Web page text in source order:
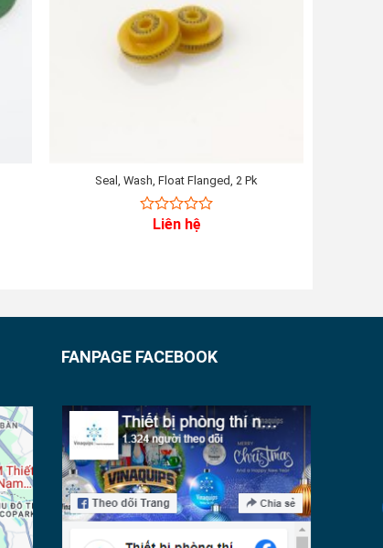
Seal, Wash, Float Flanged, 2 Pk
Liên hệ
FANPAGE FACEBOOK